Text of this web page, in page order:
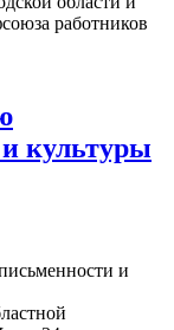
работников
культуры